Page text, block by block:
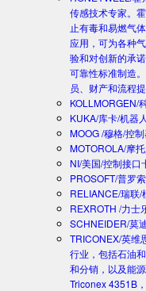
传感技术专家。
止有毒和易燃气
应用，可为各种
验和对创新的承
可靠性标准制造
员、财产和流程
KOLLMORGEN/
KUKA/库卡/机器
MOOG /穆格/控
MOTOROLA/摩
NI/美国/控制接口
PROSOFT/普罗
RELIANCE/瑞联/
REXROTH /力士
SCHNEIDER/莫
TRICONEX/英维
行业，包括石油
和分销，以及能
Triconex 4351B